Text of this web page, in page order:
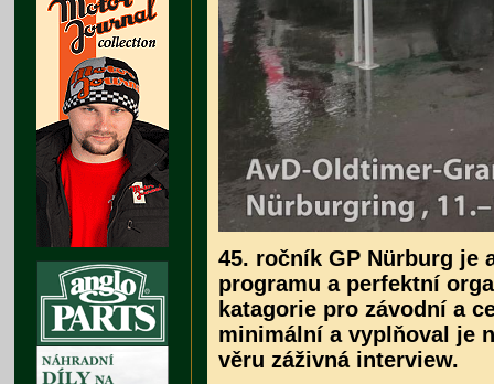
45. ročník GP Nürburg je
programu a perfektní
katagorie pro závodní a
minimální a vyplňoval je
věru záživná interview.